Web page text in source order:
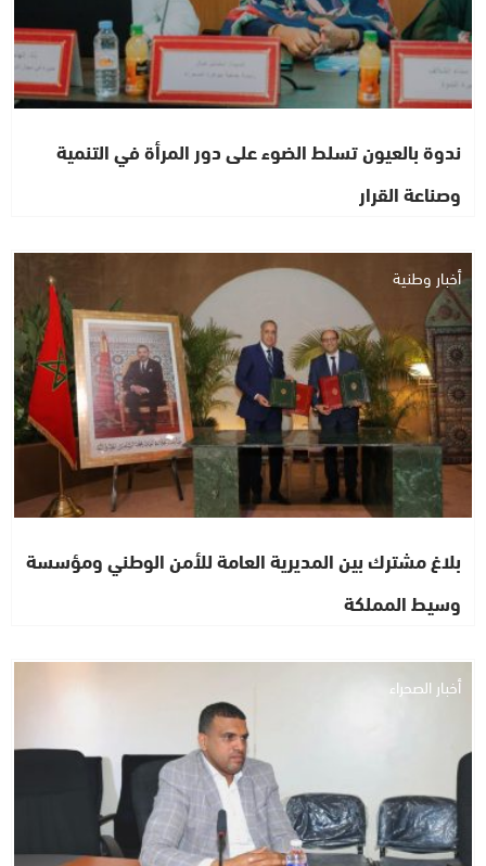
ندوة بالعيون تسلط الضوء على دور المرأة في التنمية
وصناعة القرار
أخبار وطنية
بلاغ مشترك بين المديرية العامة للأمن الوطني ومؤسسة
وسيط المملكة
أخبار الصحراء